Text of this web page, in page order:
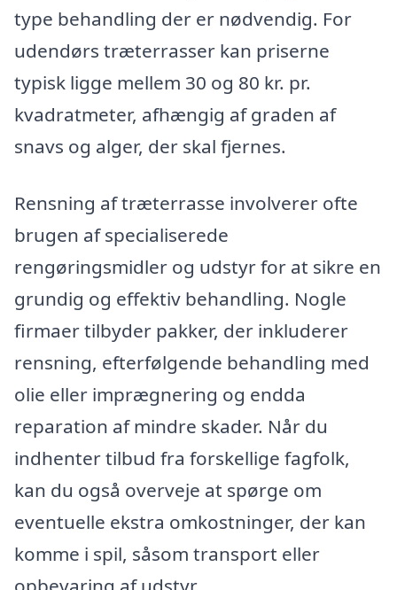
type behandling der er nødvendig. For
udendørs træterrasser kan priserne
typisk ligge mellem 30 og 80 kr. pr.
kvadratmeter, afhængig af graden af
snavs og alger, der skal fjernes.
Rensning af træterrasse involverer ofte
brugen af specialiserede
rengøringsmidler og udstyr for at sikre en
grundig og effektiv behandling. Nogle
firmaer tilbyder pakker, der inkluderer
rensning, efterfølgende behandling med
olie eller imprægnering og endda
reparation af mindre skader. Når du
indhenter tilbud fra forskellige fagfolk,
kan du også overveje at spørge om
eventuelle ekstra omkostninger, der kan
komme i spil, såsom transport eller